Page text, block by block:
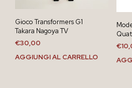
Gioco Transformers G1
Takara Nagoya TV
€30,00
AGGIUNGI AL CARRELLO
€